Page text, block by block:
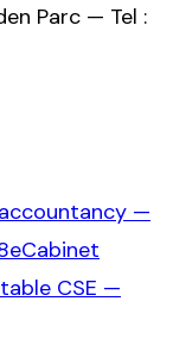
Parc — Tel :
—
Cabinet
CSE —